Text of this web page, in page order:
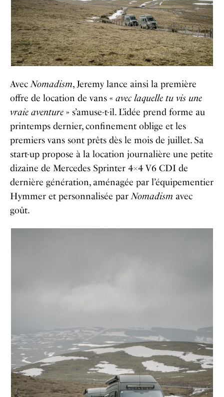
AvecNomadism, Jeremy lance ainsi la première
offre de location de vans « avec laquelle tu vis une
vraie aventure » s’amuse-t-il. L’idée prend forme au
printemps dernier, confinement oblige et les
premiers vans sont prêts dès le mois de juillet. Sa
start-up propose à la location journalière une petite
dizaine de Mercedes Sprinter 4×4 V6 CDI de
dernière génération, aménagée par l’équipementier
Hymmer et personnalisée parNomadism avec
goût.